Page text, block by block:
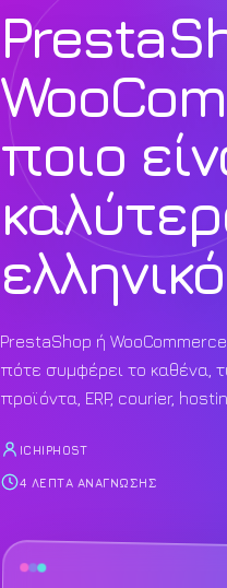
ποιο
PrestaShop ή
πότε συμφέρει το καθένα, τι
προϊόντα, ERP, courier,
ICHIPHOST
4 ΛΕΠΤΆ ΑΝΆΓΝΩΣΗΣ